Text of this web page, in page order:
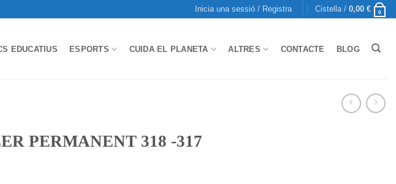
Inicia una sessió / Registra Cistella / 0,00 € 0
EDUCATIUS ESPORTS CUIDA EL PLANETA ALTRES CONTACTE BLOG
PERMANENT 318 -317